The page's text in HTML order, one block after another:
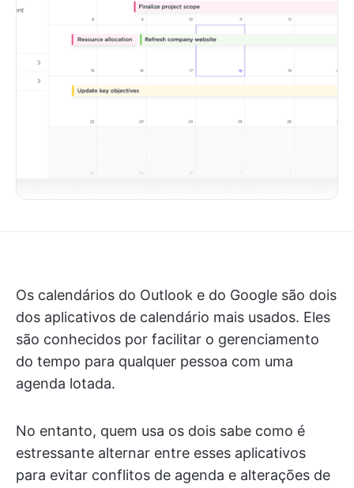
Os calendários do Outlook e do Google são dois
dos aplicativos de calendário mais usados. Eles
são conhecidos por facilitar o gerenciamento
do tempo para qualquer pessoa com uma
agenda lotada.
No entanto, quem usa os dois sabe como é
estressante alternar entre esses aplicativos
para evitar conflitos de agenda e alterações de